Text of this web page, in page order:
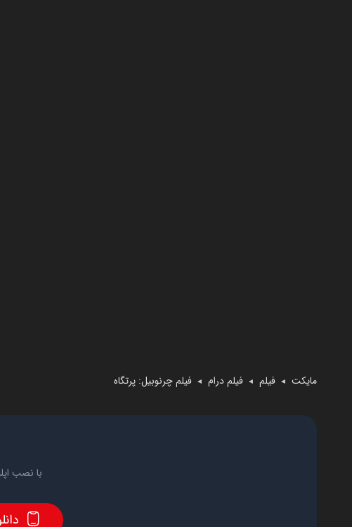
مایکت ◄ فیلم ◄ فیلم درام ◄ فیلم چرنوبیل: پرتگاه
با نصب